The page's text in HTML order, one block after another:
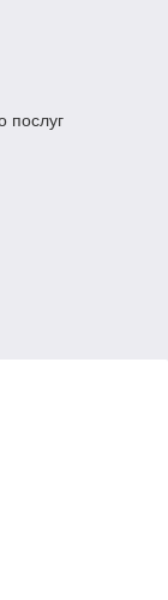
послуг